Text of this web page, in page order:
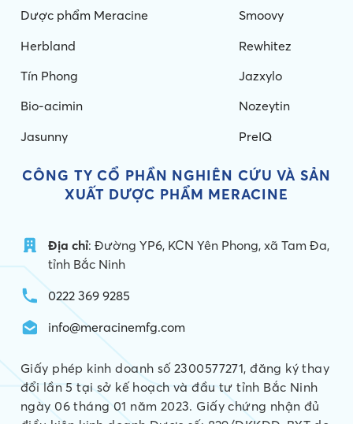
Dược phẩm Meracine
Herbland
Tín Phong
Bio-acimin
Jasunny
Smoovy
Rewhitez
Jazxylo
Nozeytin
PreIQ
CÔNG TY CỔ PHẦN NGHIÊN CỨU VÀ SẢN
XUẤT DƯỢC PHẨM MERACINE
Địa chỉ: Đường YP6, KCN Yên Phong, xã Tam Đa,
tỉnh Bắc Ninh
0222 369 9285
info@meracinemfg.com
Giấy phép kinh doanh số 2300577271, đăng ký thay
đổi lần 5 tại sở kế hoạch và đầu tư tỉnh Bắc Ninh
ngày 06 tháng 01 năm 2023. Giấy chứng nhận đủ